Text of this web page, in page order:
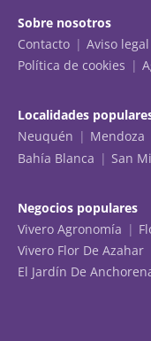
Sobre nosotros
Contacto
Aviso legal
Política de cookies
Localidades
Neuquén
Mendoza
Bahía Blanca
San
Negocios populares
Vivero Agronomía
Vivero Flor De Azahar
El Jardín De